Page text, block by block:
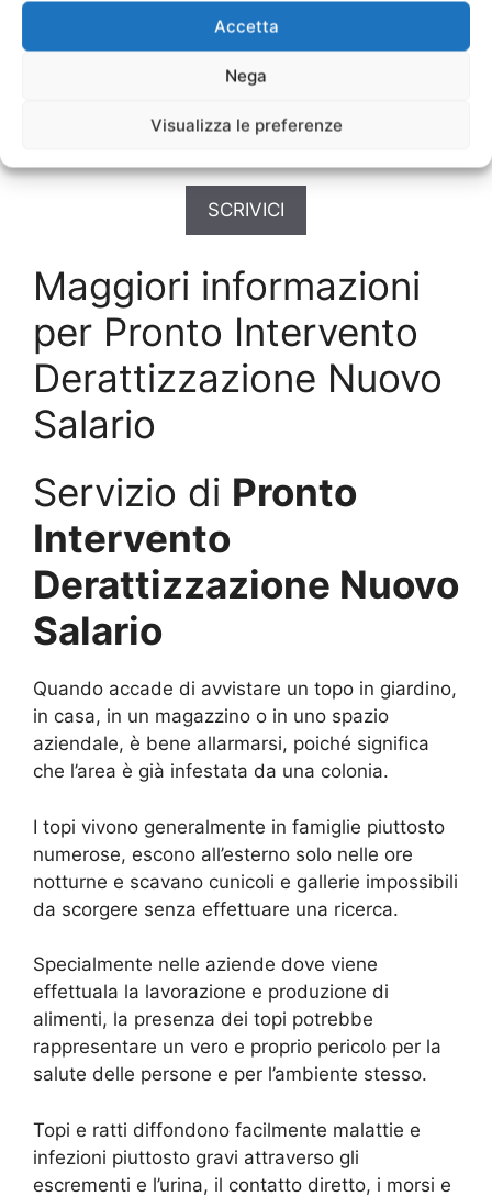
Accetta
Nega
Visualizza le preferenze
Disinfestazioni UfficiNuovo Salario
Disinfestazioni Urgente
Disinfestazioni Veloce
SCRIVICI
Maggiori informazioni
per Pronto Intervento
Derattizzazione Nuovo
Salario
Servizio di Pronto
Intervento
Derattizzazione Nuovo
Salario
Quando accade di avvistare un topo in giardino,
in casa, in un magazzino o in uno spazio
aziendale, è bene allarmarsi, poiché significa
che l’area è già infestata da una colonia.
I topi vivono generalmente in famiglie piuttosto
numerose, escono all’esterno solo nelle ore
notturne e scavano cunicoli e gallerie impossibili
da scorgere senza effettuare una ricerca.
Specialmente nelle aziende dove viene
effettuala la lavorazione e produzione di
alimenti, la presenza dei topi potrebbe
rappresentare un vero e proprio pericolo per la
salute delle persone e per l’ambiente stesso.
Topi e ratti diffondono facilmente malattie e
infezioni piuttosto gravi attraverso gli
escrementi e l’urina, il contatto diretto, i morsi e